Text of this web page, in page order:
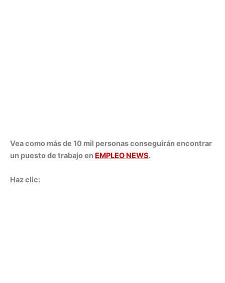
Vea como más de 10 mil personas conseguirán encontrar
un puesto de trabajo en EMPLEO NEWS.
Haz clic: